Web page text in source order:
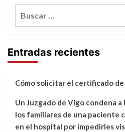
Entradas recientes
Cómo solicitar el certificado
Un Juzgado de Vigo condena
los familiares de una paciente
en el hospital por impedirles